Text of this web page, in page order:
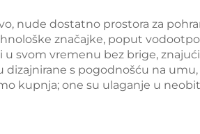
nude dostatno prostora za
značajke, poput
svom vremenu bez brige,
dizajnirane s pogodnošću na
kupnja; one su ulaganje u